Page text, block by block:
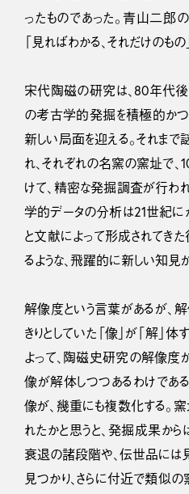
ったものであった。青山二郎
「見ればわかる、それだけのもの
宋代陶磁の研究は、80年代後
の考古学的発掘を積極的かつ
新しい局面を迎える。それま
れ、それぞれの名窯の窯址で
けて、精密な発掘調査が行わ
学的データの分析は21世紀に
と文献によって形成されてき
るような、飛躍的に新しい知見
解像度という言葉があるが、
きりとしていた「像」が「解」
よって、陶磁史研究の解像度
像が解体しつつあるわけであ
像が、幾重にも複数化する。
れたかと思うと、発掘成果か
衰退の諸段階や、伝世品には
見つかり、さらに付近で類似の